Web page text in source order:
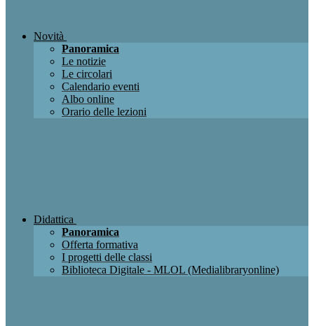
Novità
Panoramica
Le notizie
Le circolari
Calendario eventi
Albo online
Orario delle lezioni
Didattica
Panoramica
Offerta formativa
I progetti delle classi
Biblioteca Digitale - MLOL (Medialibraryonline)